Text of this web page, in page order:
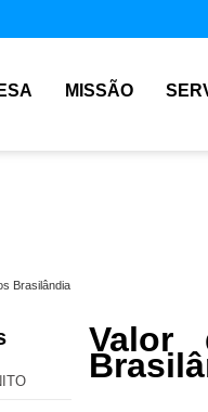
MISSÃO
Brasilândia
Valor